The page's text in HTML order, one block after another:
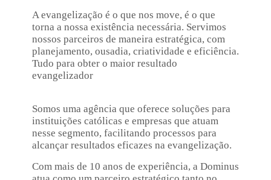
A evangelização é o que nos move, é o que
torna a nossa existência necessária. Servimos
nossos parceiros de maneira estratégica, com
planejamento, ousadia, criatividade e eficiência.
Tudo para obter o maior resultado
evangelizador
Somos uma agência que oferece soluções para
instituições católicas e empresas que atuam
nesse segmento, facilitando processos para
alcançar resultados eficazes na evangelização.
Com mais de 10 anos de experiência, a Dominus